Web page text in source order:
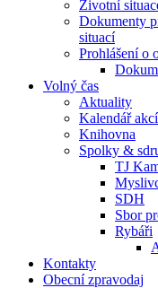
Životní
Dokumenty
situací
Prohlášení o
Volný čas
Aktuality
Kalendář akcí
Knihovna
Spolky &
TJ
SDH
Sbor
Rybáři
Kontakty
Obecní zpravodaj